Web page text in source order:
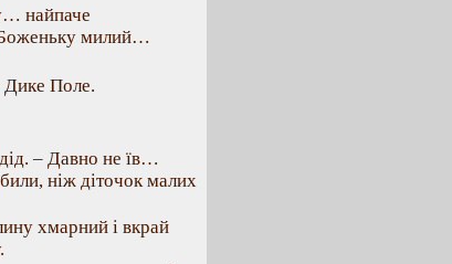
найпаче
милий…
Дике Поле.
– Давно не їв…
ніж діточок малих
хмарний і вкрай